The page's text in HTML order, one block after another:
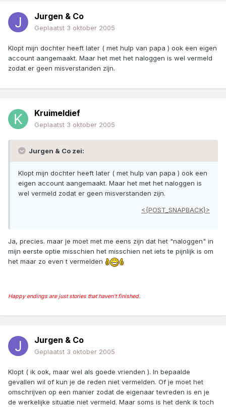
Jurgen & Co
Geplaatst 3 oktober 2005
Klopt mijn dochter heeft later ( met hulp van papa ) ook een eigen
account aangemaakt. Maar het met het naloggen is wel vermeld
zodat er geen misverstanden zijn.
Kruimeldief
Geplaatst 3 oktober 2005
Jurgen & Co zei:
Klopt mijn dochter heeft later ( met hulp van papa ) ook een
eigen account aangemaakt. Maar het met het naloggen is
wel vermeld zodat er geen misverstanden zijn.
<{POST_SNAPBACK}>
Ja, precies. maar je moet met me eens zijn dat het "naloggen" in
mijn eerste optie misschien het misschien net iets te pijnlijk is om
het maar zo even t vermelden
Happy endings are just stories that haven't finished.
Jurgen & Co
Geplaatst 3 oktober 2005
Klopt ( ik ook, maar wel als goede vrienden ). In bepaalde
gevallen wil of kun je de reden niet vermelden. Of je moet het
omschrijven op een manier zodat de eigenaar tevreden is en je
de werkelijke situatie niet vermeld. Maar soms is het denk ik toch